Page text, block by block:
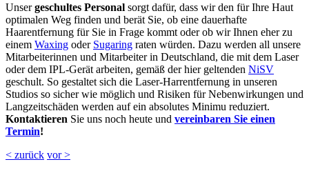
Unsergeschultes Personal sorgt dafür, dass wir den für Ihre Haut
optimalen Weg finden und berät Sie, ob eine dauerhafte
Haarentfernung für Sie in Frage kommt oder ob wir Ihnen eher zu
einem Waxing oder Sugaring raten würden. Dazu werden all unsere
Mitarbeiterinnen und Mitarbeiter in Deutschland, die mit dem Laser
oder dem IPL-Gerät arbeiten, gemäß der hier geltenden NiSV
geschult. So gestaltet sich die Laser-Harrentfernung in unseren
Studios so sicher wie möglich und Risiken für Nebenwirkungen und
Langzeitschäden werden auf ein absolutes Minimu reduziert.
Kontaktieren Sie uns noch heute und vereinbaren Sie einen
Termin!
< zurück vor >